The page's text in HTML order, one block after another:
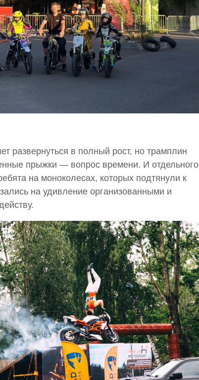
развернуться в полный рост, но трамплин
прыжки — вопрос времени. И отдельного
на моноколесах, которых подтянули к
на удивление организованными и